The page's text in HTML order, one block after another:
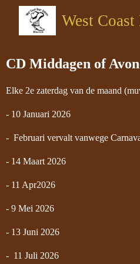
hoofdinhoud
West
CD Middagen of
Elke 2e zaterdag van de maand
- 10 Januari 2026
- Februari vervalt vanwege
- 14 Maart 2026
- 11 Apr2026
- 9 Mei 2026
- 13 Juni 2026
- 11 Juli 2026